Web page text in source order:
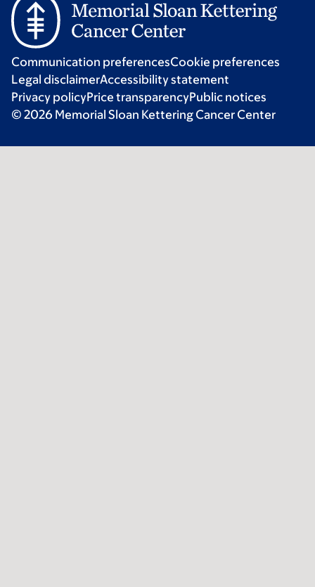
Communication preferencesCookie preferences
Legal disclaimerAccessibility statement
Privacy policyPrice transparencyPublic notices
© 2026 Memorial Sloan Kettering Cancer Center